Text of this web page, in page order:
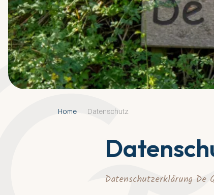
Home Datenschutz
Datenschutzerklärung De